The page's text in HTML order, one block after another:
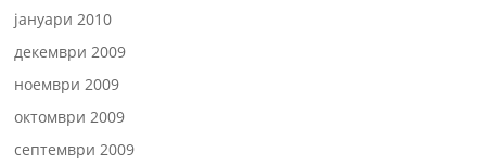
јануари 2010
декември 2009
ноември 2009
октомври 2009
септември 2009